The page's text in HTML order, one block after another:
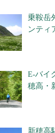
乗鞍岳
ンティ
E-バイ
穂高・
新穂高